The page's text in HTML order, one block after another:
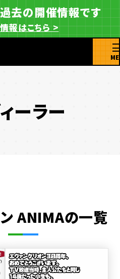
去の開催情報です
報はこちら >
ーラー
ANIMAの一覧